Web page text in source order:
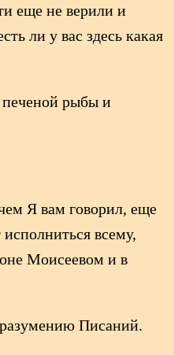
еще не верили и
ли у вас здесь какая
рыбы и
Я вам говорил, еще
всему,
Моисеевом и в
Писаний.